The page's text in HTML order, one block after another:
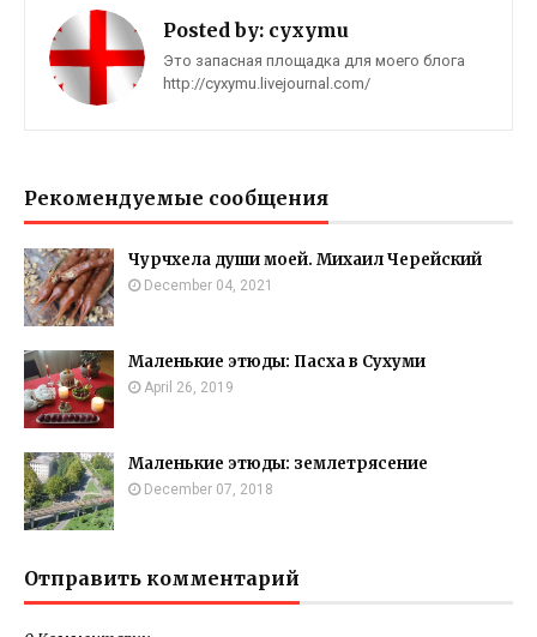
Posted by: cyxymu
Это запасная площадка для моего блога
http://cyxymu.livejournal.com/
Рекомендуемые сообщения
Чурчхела души моей. Михаил Черейский
December 04, 2021
Маленькие этюды: Пасха в Сухуми
April 26, 2019
Маленькие этюды: землетрясение
December 07, 2018
Отправить комментарий